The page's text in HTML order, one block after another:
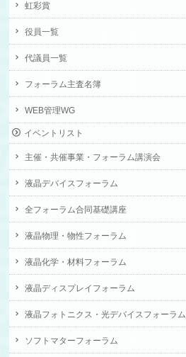
虹彩賞
役員一覧
代議員一覧
フォーラム主査名簿
WEB管理WG
イベントリスト
主催・共催事業・フォーラム講演会
液晶デバイスフォーラム
全フォーラム合同基礎講座
液晶物理・物性フォーラム
液晶化学・材料フォーラム
液晶ディスプレイフォーラム
液晶フォトニクス・光デバイスフォーラム
ソフトマターフォーラム